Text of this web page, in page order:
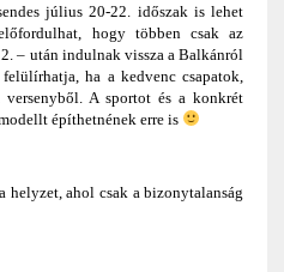
július 20-22. időszak is lehet
hogy többen csak az
– után indulnak vissza a Balkánról
ha a kedvenc csapatok,
A sportot és a konkrét
építhetnének erre is
helyzet, ahol csak a bizonytalanság